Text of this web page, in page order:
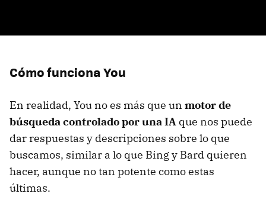
Cómo funciona You
En realidad, You no es más que un motor de
búsqueda controlado por una IA que nos puede
dar respuestas y descripciones sobre lo que
buscamos, similar a lo que Bing y Bard quieren
hacer, aunque no tan potente como estas
últimas.